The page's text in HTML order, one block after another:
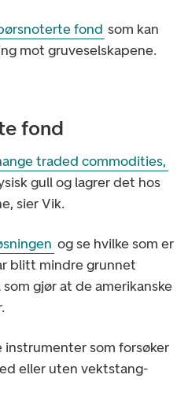
fond som kan
mot gruveselskapene.
fond
traded commodities,
gull og lagrer det hos
sier Vik.
og se hvilke som er
blitt mindre grunnet
gjør at de amerikanske
instrumenter som forsøker
eller uten vektstang-